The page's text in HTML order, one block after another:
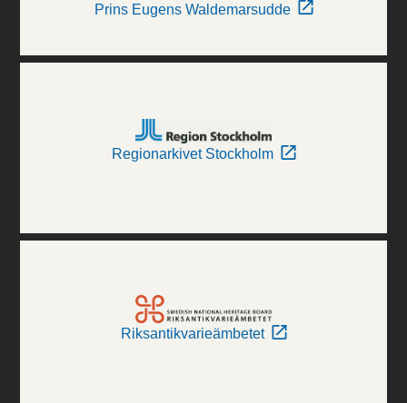
Prins Eugens Waldemarsudde
Regionarkivet Stockholm
Riksantikvarieämbetet